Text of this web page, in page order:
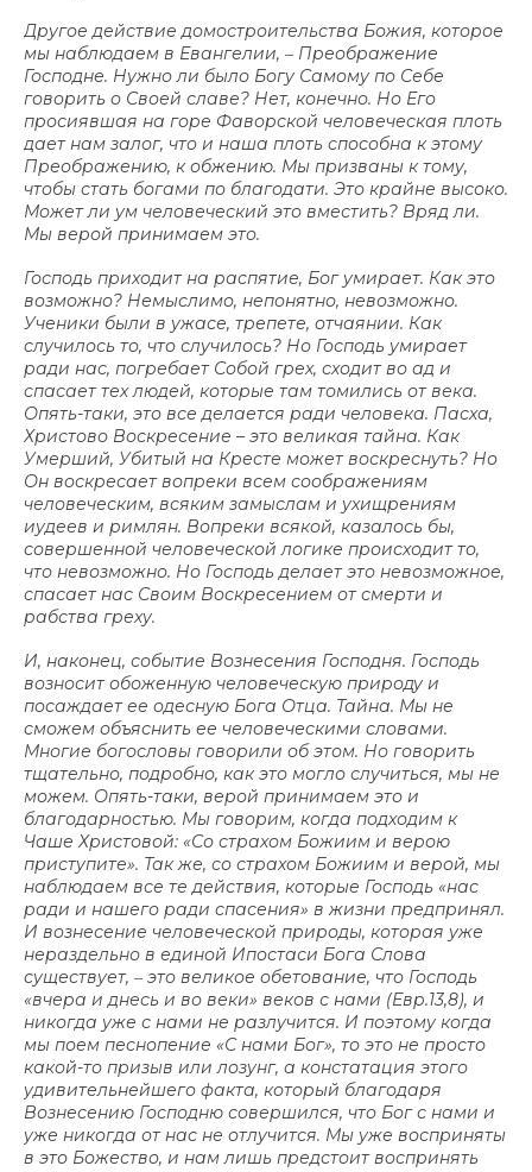
Другое действие домостроительства Божия, которое
мы наблюдаем в Евангелии, ‒ Преображение
Господне. Нужно ли было Богу Самому по Себе
говорить о Своей славе? Нет, конечно. Но Его
просиявшая на горе Фаворской человеческая плоть
дает нам залог, что и наша плоть способна к этому
Преображению, к обжению. Мы призваны к тому,
чтобы стать богами по благодати. Это крайне высоко.
Может ли ум человеческий это вместить? Вряд ли.
Мы верой принимаем это.
Господь приходит на распятие, Бог умирает. Как это
возможно? Немыслимо, непонятно, невозможно.
Ученики были в ужасе, трепете, отчаянии. Как
случилось то, что случилось? Но Господь умирает
ради нас, погребает Собой грех, сходит во ад и
спасает тех людей, которые там томились от века.
Опять-таки, это все делается ради человека. Пасха,
Христово Воскресение – это великая тайна. Как
Умерший, Убитый на Кресте может воскреснуть? Но
Он воскресает вопреки всем соображениям
человеческим, всяким замыслам и ухищрениям
иудеев и римлян. Вопреки всякой, казалось бы,
совершенной человеческой логике происходит то,
что невозможно. Но Господь делает это невозможное,
спасает нас Своим Воскресением от смерти и
рабства греху.
И, наконец, событие Вознесения Господня. Господь
возносит обоженную человеческую природу и
посаждает ее одесную Бога Отца. Тайна. Мы не
сможем объяснить ее человеческими словами.
Многие богословы говорили об этом. Но говорить
тщательно, подробно, как это могло случиться, мы не
можем. Опять-таки, верой принимаем это и
благодарностью. Мы говорим, когда подходим к
Чаше Христовой: «Со страхом Божиим и верою
приступите». Так же, со страхом Божиим и верой, мы
наблюдаем все те действия, которые Господь «нас
ради и нашего ради спасения» в жизни предпринял.
И вознесение человеческой природы, которая уже
нераздельно в единой Ипостаси Бога Слова
существует, ‒ это великое обетование, что Господь
«вчера и днесь и во веки» веков с нами (Евр.13,8), и
никогда уже с нами не разлучится. И поэтому когда
мы поем песнопение «С нами Бог», то это не просто
какой-то призыв или лозунг, а констатация этого
удивительнейшего факта, который благодаря
Вознесению Господню совершился, что Бог с нами и
уже никогда от нас не отлучится. Мы уже восприняты
в это Божество, и нам лишь предстоит воспринять